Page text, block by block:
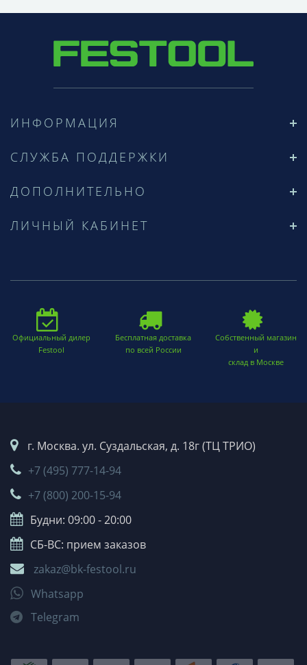
ИНФОРМАЦИЯ
СЛУЖБА ПОДДЕРЖКИ
ДОПОЛНИТЕЛЬНО
ЛИЧНЫЙ КАБИНЕТ
Официальный дилер
Festool
Бесплатная доставка
по всей России
Собственный магазин
и
склад в Москве
г. Москва. ул. Суздальская, д. 18г (ТЦ ТРИО)
+7 (495) 777-14-94
+7 (800) 200-15-94
Будни: 09:00 - 20:00
СБ-ВС: прием заказов
zakaz@bk-festool.ru
Whatsapp
Telegram